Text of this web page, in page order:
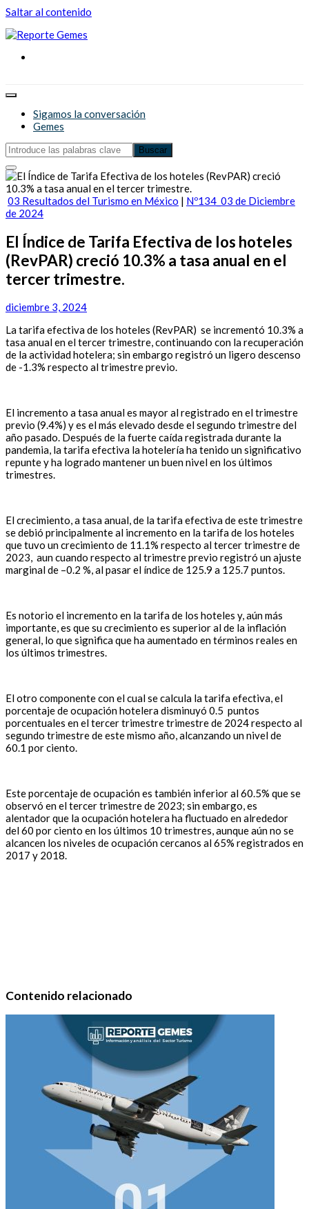
Saltar al contenido
Reporte Gemes
Sigamos la conversación
Gemes
03 Resultados del Turismo en México | Nº134_03 de Diciembre
de 2024
El Índice de Tarifa Efectiva de los hoteles
(RevPAR) creció 10.3% a tasa anual en el
tercer trimestre.
diciembre 3, 2024
La tarifa efectiva de los hoteles (RevPAR) se incrementó 10.3% a
tasa anual en el tercer trimestre, continuando con la recuperación
de la actividad hotelera; sin embargo registró un ligero descenso
de -1.3% respecto al trimestre previo.
El incremento a tasa anual es mayor al registrado en el trimestre
previo (9.4%) y es el más elevado desde el segundo trimestre del
año pasado. Después de la fuerte caída registrada durante la
pandemia, la tarifa efectiva la hotelería ha tenido un significativo
repunte y ha logrado mantener un buen nivel en los últimos
trimestres.
El crecimiento, a tasa anual, de la tarifa efectiva de este trimestre
se debió principalmente al incremento en la tarifa de los hoteles
que tuvo un crecimiento de 11.1% respecto al tercer trimestre de
2023, aun cuando respecto al trimestre previo registró un ajuste
marginal de –0.2 %, al pasar el índice de 125.9 a 125.7 puntos.
Es notorio el incremento en la tarifa de los hoteles y, aún más
importante, es que su crecimiento es superior al de la inflación
general, lo que significa que ha aumentado en términos reales en
los últimos trimestres.
El otro componente con el cual se calcula la tarifa efectiva, el
porcentaje de ocupación hotelera disminuyó 0.5 puntos
porcentuales en el tercer trimestre trimestre de 2024 respecto al
segundo trimestre de este mismo año, alcanzando un nivel de
60.1 por ciento.
Este porcentaje de ocupación es también inferior al 60.5% que se
observó en el tercer trimestre de 2023; sin embargo, es
alentador que la ocupación hotelera ha fluctuado en alrededor
del 60 por ciento en los últimos 10 trimestres, aunque aún no se
alcancen los niveles de ocupación cercanos al 65% registrados en
2017 y 2018.
Contenido relacionado